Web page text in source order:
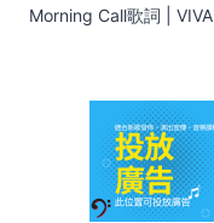
navigation
Morning Call歌詞 | VIVA